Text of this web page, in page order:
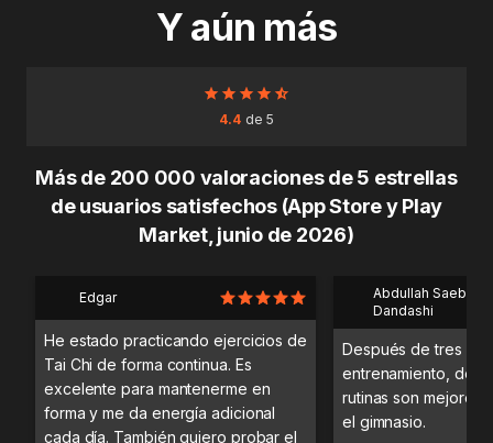
Y aún más
4.4 de 5
Más de 200 000 valoraciones de 5 estrellas
de usuarios satisfechos (App Store y Play
Market, junio de 2026)
Edgar
He estado practicando ejercicios de
Tai Chi de forma continua. Es
excelente para mantenerme en
forma y me da energía adicional
cada día. También quiero probar el
Abdullah Saeb Al
Dandashi
Después de tres
entrenamiento,
rutinas son mejores
el gimnasio.